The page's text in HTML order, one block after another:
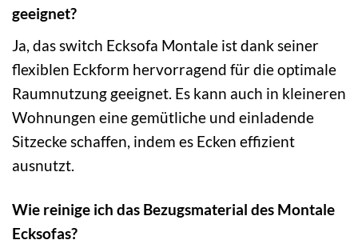
geeignet?
Ja, das switch Ecksofa Montale ist dank seiner
flexiblen Eckform hervorragend für die optimale
Raumnutzung geeignet. Es kann auch in kleineren
Wohnungen eine gemütliche und einladende
Sitzecke schaffen, indem es Ecken effizient
ausnutzt.
Wie reinige ich das Bezugsmaterial des Montale
Ecksofas?